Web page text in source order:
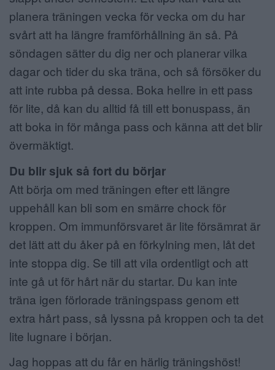
planera träningen vecka för vecka om du har
svårt att ha längre framförhållning än så. På
söndagen sätter du dig ner och planerar vilka
dagar och tider du ska träna, och så försöker du
att inte rubba på dessa. Boka hellre in ett pass
för lite, då kan du alltid få till ett bonuspass, än
att boka in för många pass och känna att det blir
övermäktigt.
Du blir sjuk så fort du börjar
Att börja om med träningen efter ett längre
uppehåll kan bli som en smärre chock för
kroppen. Om immunförsvaret är lite försämrat är
det lätt att du åker på en förkylning men, låt det
inte stoppa dig. Se till att vila ordentligt och att
inte gå ut för hårt när du startar. Du kan inte
träna igen förlorade träningspass genom ett
extra hårt pass, så lyssna på kroppen och ta det
lite lugnare i början.
Jag hoppas att du får en härlig träningshöst!